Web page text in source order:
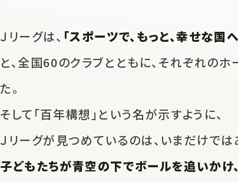
Ｊリーグは、 「スポーツで、もっと、幸せな国へ
と、 全国60のクラブとともに、 それぞれのホ
た。
そして「百年構想」という名が示すように、
Ｊリーグが見つめているのは、 いまだけでは
子どもたちが青空の下でボールを追いかけ、